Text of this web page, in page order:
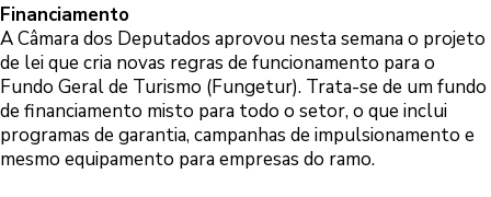
Financiamento
A Câmara dos Deputados aprovou nesta semana o projeto
de lei que cria novas regras de funcionamento para o
Fundo Geral de Turismo (Fungetur). Trata-se de um fundo
de financiamento misto para todo o setor, o que inclui
programas de garantia, campanhas de impulsionamento e
mesmo equipamento para empresas do ramo.